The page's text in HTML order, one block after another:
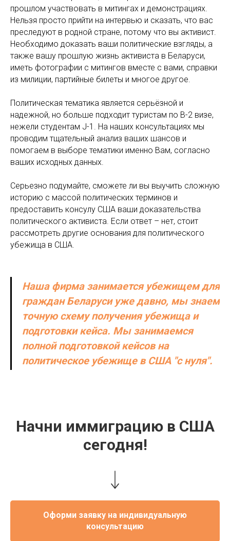
прошлом участвовать в митингах и демонстрациях.
Нельзя просто прийти на интервью и сказать, что вас
преследуют в родной стране, потому что вы активист.
Необходимо доказать ваши политические взгляды, а
также вашу прошлую жизнь активиста в Беларуси,
иметь фотографии с митингов вместе с вами, справки
из милиции, партийные билеты и многое другое.
Политическая тематика является серьёзной и
надежной, но больше подходит туристам по В-2 визе,
нежели студентам J-1. На наших консультациях мы
проводим тщательный анализ ваших шансов и
помогаем в выборе тематики именно Вам, согласно
ваших исходных данных.
Серьезно подумайте, сможете ли вы выучить сложную
историю с массой политических терминов и
предоставить консулу США ваши доказательства
политического активиста. Если ответ – нет, стоит
рассмотреть другие основания для политического
убежища в США.
Наша фирма занимается убежищем для
граждан Беларуси уже давно, мы знаем
точную схему получения убежища и
подготовки кейса. Мы занимаемся
полной подготовкой кейсов на
политическое убежище в США "с нуля".
Начни иммиграцию в США
сегодня!
Оформи заявку на индивидуальную
консультацию